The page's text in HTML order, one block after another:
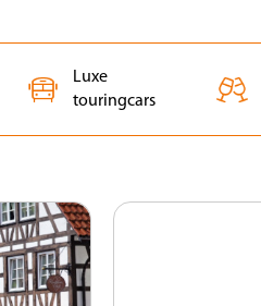
Luxe
touringcars